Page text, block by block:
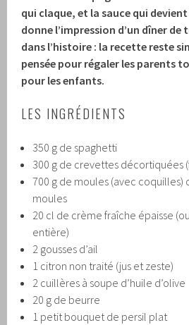
qui claque, et la sauce qui
donne l’impression d’un dîner
dans l’histoire : la recette reste
pensée pour régaler les parents
pour les enfants.
LES INGRÉDIENTS
350 g de spaghetti
300 g de crevettes décortiquées
700 g de moules (avec coquilles)
moules
20 cl de crème fraîche épaisse
entière)
2 gousses d’ail
1 citron non traité (jus et zeste)
2 cuillères à soupe d’huile d’olive
20 g de beurre
1 petit bouquet de persil plat